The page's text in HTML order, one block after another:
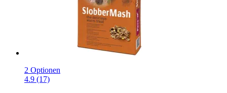
2 Optionen
4.9 (17)